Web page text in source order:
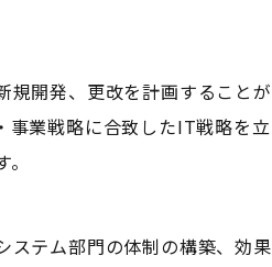
規開発、更改を計画することが
事業戦略に合致したIT戦略を立
ステム部門の体制の構築、効果